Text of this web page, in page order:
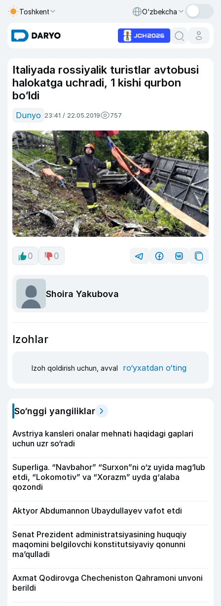
Toshkent O‘zbekcha
Italiyada rossiyalik turistlar avtobusi
halokatga uchradi, 1 kishi qurbon
bo‘ldi
Dunyo 23:41 / 22.05.2019 757
0 0
Shoira Yakubova
Izohlar
Izoh qoldirish uchun, avval ro‘yxatdan o‘ting
So‘nggi yangiliklar
Avstriya kansleri onalar mehnati haqidagi gaplari
uchun uzr so‘radi
Superliga. “Navbahor” “Surxon”ni o‘z uyida mag‘lub
etdi, “Lokomotiv” va “Xorazm” uyda g‘alaba
qozondi
Aktyor Abdu­mannon Ubaydullayev vafot etdi
Senat Prezident administratsiyasining huquqiy
maqomini belgilovchi konstitutsiyaviy qonunni
ma’qulladi
Axmat Qodirovga Checheniston Qahramoni unvoni
berildi